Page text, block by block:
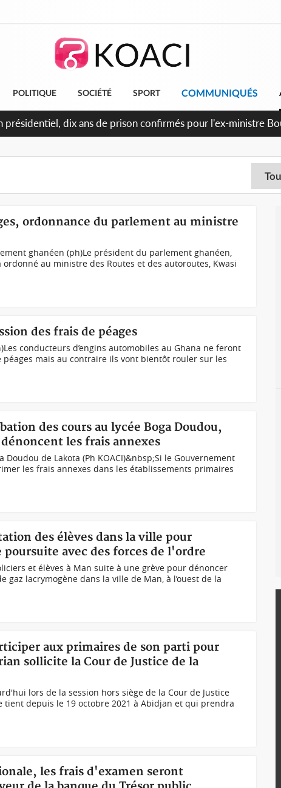
POLITIQUE SOCIÉTÉ SPORT COMMUNIQUÉS
principaux acheteurs des produits de la raffinerie
ordonnance du parlement au ministre
ghanéen (ph)Le président du parlement ghanéen,
au ministre des Routes et des autoroutes, Kwasi
des frais de péages
conducteurs d’engins automobiles au Ghana ne feront
péages mais au contraire ils vont bientôt rouler sur les
des cours au lycée Boga Doudou,
les frais annexes
Doudou de Lakota (Ph KOACI)&nbsp;Si le Gouvernement
les frais annexes dans les établissements primaires
des élèves dans la ville pour
avec des forces de l'ordre
et élèves à Man suite à une grève pour dénoncer
gaz lacrymogène dans la ville de Man, à l’ouest de la
aux primaires de son parti pour
sollicite la Cour de Justice de la
lors de la session hors siège de la Cour de Justice
tient depuis le 19 octobre 2021 à Abidjan et qui prendra
les frais d'examen seront